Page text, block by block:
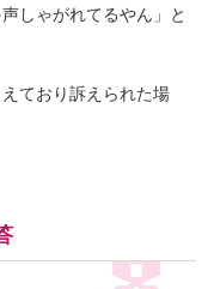
しゃがれてるやん」と
ており訴えられた場